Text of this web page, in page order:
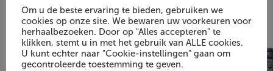
Om u de beste ervaring te bieden, gebruiken we
cookies op onze site. We bewaren uw voorkeuren voor
herhaalbezoeken. Door op "Alles accepteren" te
klikken, stemt u in met het gebruik van ALLE cookies.
U kunt echter naar "Cookie-instellingen" gaan om
gecontroleerde toestemming te geven.